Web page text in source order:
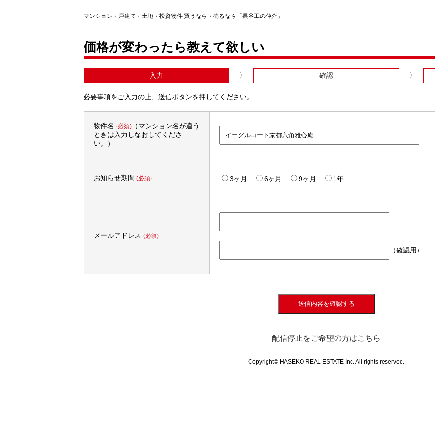
マンション・戸建て・土地・投資物件 買うなら・売るなら「長谷工の仲介」
価格が変わったら教えて欲しい
入力 確認
必要事項をご入力の上、送信ボタンを押してください。
物件名 (必須)（マンション名が違う
ときは入力しなおしてくださ
い。）
お知らせ期間 (必須) 3ヶ月 6ヶ月 9ヶ月 1年
メールアドレス (必須)
（確認用）
送信内容を確認する
配信停止をご希望の方はこちら
Copyright© HASEKO REAL ESTATE Inc. All rights reserved.